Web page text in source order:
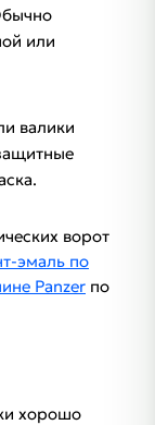
или
валики
ворот
эмаль по
Panzer по
хорошо